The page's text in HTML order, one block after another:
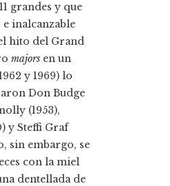
grandes y que
inalcanzable
hito del Grand
majors en un
y 1969) lo
Don Budge
(1953),
y Steffi Graf
sin embargo, se
con la miel
dentellada de